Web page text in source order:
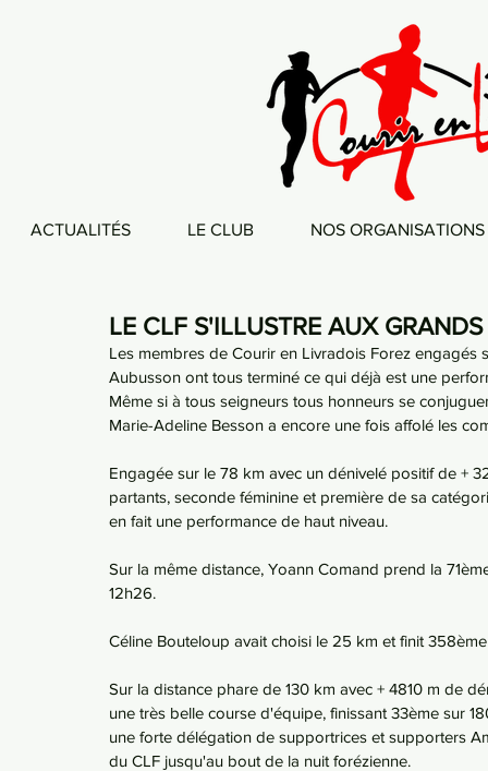
ACTUALITÉS LE CLUB NOS ORGANISATIONS
LE CLF S'ILLUSTRE AUX
Les membres de Courir en Livradois Forez
Aubusson ont tous terminé ce qui déjà est une
Même si à tous seigneurs tous honneurs se
Marie-Adeline Besson a encore une fois affolé les
Engagée sur le 78 km avec un dénivelé positif de +
partants, seconde féminine et première de sa
en fait une performance de haut niveau.
Sur la même distance, Yoann Comand prend la
12h26.
Céline Bouteloup avait choisi le 25 km et finit
Sur la distance phare de 130 km avec + 4810 m de
une très belle course d'équipe, finissant 33ème sur
une forte délégation de supportrices et supporters
du CLF jusqu'au bout de la nuit forézienne.